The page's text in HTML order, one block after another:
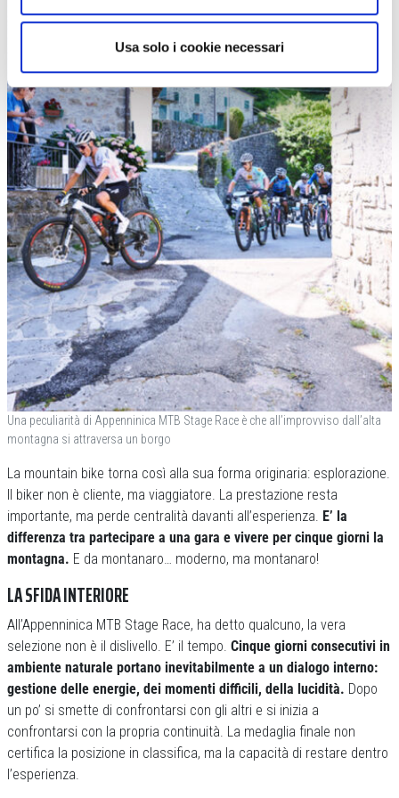
Usa solo i cookie necessari
Una peculiarità di Appenninica MTB Stage Race è che all’improvviso dall’alta
montagna si attraversa un borgo
La mountain bike torna così alla sua forma originaria: esplorazione.
Il biker non è cliente, ma viaggiatore. La prestazione resta
importante, ma perde centralità davanti all’esperienza. E’ la
differenza tra partecipare a una gara e vivere per cinque giorni la
montagna. E da montanaro… moderno, ma montanaro!
LA SFIDA INTERIORE
All’Appenninica MTB Stage Race, ha detto qualcuno, la vera
selezione non è il dislivello. E’ il tempo. Cinque giorni consecutivi in
ambiente naturale portano inevitabilmente a un dialogo interno:
gestione delle energie, dei momenti difficili, della lucidità. Dopo
un po’ si smette di confrontarsi con gli altri e si inizia a
confrontarsi con la propria continuità. La medaglia finale non
certifica la posizione in classifica, ma la capacità di restare dentro
l’esperienza.